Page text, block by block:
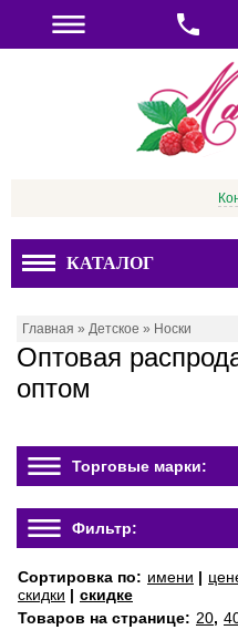
КАТАЛОГ
Главная » Детское » Носки
Оптовая
оптом
Торговые марки:
Фильтр:
Сортировка по: имени |
скидки | скидке
Товаров на странице: 20,